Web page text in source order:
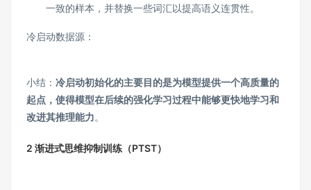
一致的样本，并替换一些词汇以提高语义连贯性。
冷启动数据源：
小结： 冷启动初始化的主要目的是为模型提供一个高质量的
起点，使得模型在后续的强化学习过程中能够更快地学习和
改进其推理能力。
2 渐进式思维抑制训练（PTST）